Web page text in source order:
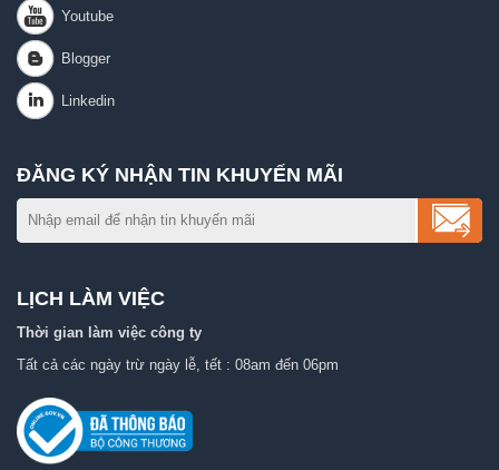
ĐĂNG KÝ NHẬN TIN KHUYẾN MÃI
LỊCH LÀM VIỆC
Thời gian làm việc công ty
Tất cả các ngày trừ ngày lễ, tết : 08am đến 06pm